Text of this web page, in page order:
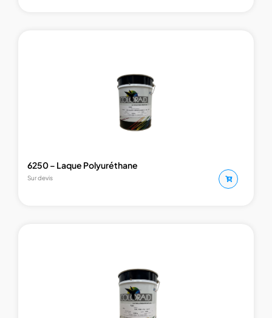
6250 – Laque Polyuréthane
Sur devis